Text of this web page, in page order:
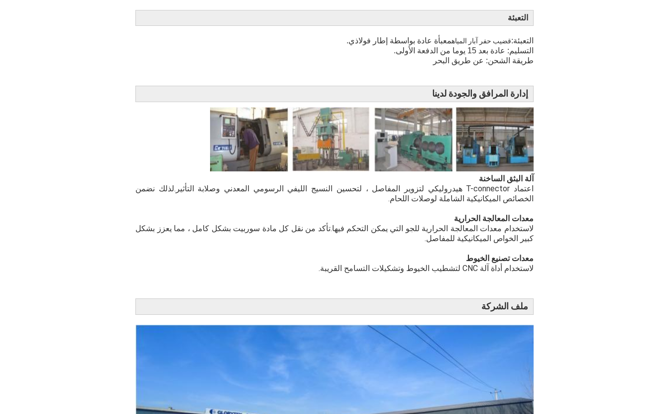
التعبئة
التعبئة:قضيب حفر آبار المياهمعبأة عادة بواسطة إطار فولاذي.
التسليم: عادة بعد 15 يوما من الدفعة الأولى.
طريقة الشحن: عن طريق البحر
إدارة المرافق والجودة لدينا
آلة البثق الساخنة
اعتماد T-connector هيدروليكي لتزوير المفاصل ، لتحسين النسيج الليفي الرسومي المعدني وصلابة التأثير.لذلك نضمن
الخصائص الميكانيكية الشاملة لوصلات اللحام.
معدات المعالجة الحرارية
لاستخدام معدات المعالجة الحرارية للجو التي يمكن التحكم فيها.تأكد من نقل كل مادة سوربيت بشكل كامل ، مما يعزز بشكل
كبير الخواص الميكانيكية للمفاصل.
معدات تصنيع الخيوط
لاستخدام أداة آلة CNC لتشطيب الخيوط وتشكيلات التسامح القريبة.
ملف الشركة